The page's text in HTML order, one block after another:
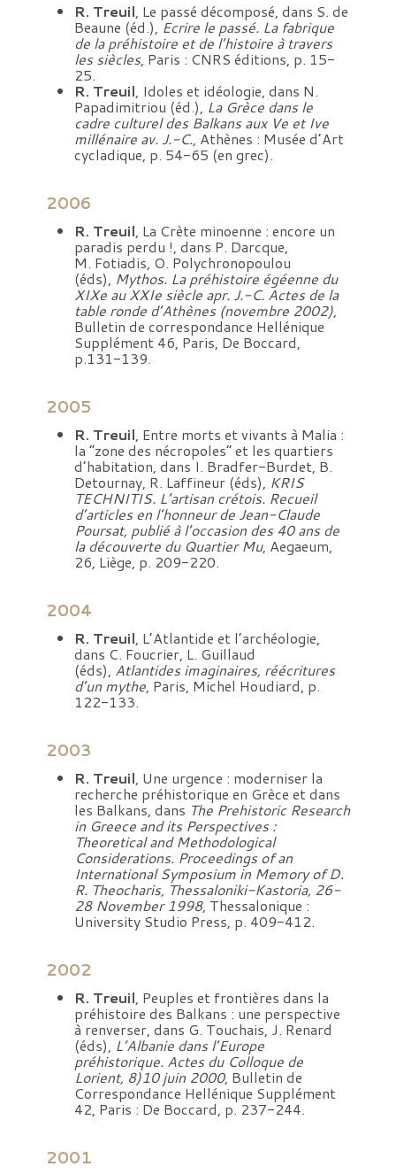
R. Treuil, Le passé décomposé, dans S. de
Beaune (éd.),Ecrire le passé. La fabrique
de la préhistoire et de l’histoire à travers
les siècles, Paris : CNRS éditions, p. 15-
25.
R. Treuil, Idoles et idéologie, dans N.
Papadimitriou (éd.), La Grèce dans le
cadre culturel des Balkans aux Ve et Ive
millénaire av. J.-C., Athènes : Musée d’Art
cycladique, p. 54-65 (en grec).
2006
R. Treuil, La Crète minoenne : encore un
paradis perdu !, dans P. Darcque,
M. Fotiadis, O. Polychronopoulou
(éds), Mythos. La préhistoire égéenne du
XIXe au XXIe siècle apr. J.-C. Actes de la
table ronde d’Athènes (novembre 2002),
Bulletin de correspondance Hellénique
Supplément 46, Paris, De Boccard,
p.131-139.
2005
R. Treuil, Entre morts et vivants à Malia :
la “zone des nécropoles” et les quartiers
d’habitation, dans I. Bradfer-Burdet, B.
Detournay, R. Laffineur (éds), KRIS
TECHNITIS. L’artisan crétois. Recueil
d’articles en l’honneur de Jean-Claude
Poursat, publié à l’occasion des 40 ans de
la découverte du Quartier Mu, Aegaeum,
26, Liège, p. 209-220.
2004
R. Treuil, L’Atlantide et l’archéologie,
dans C. Foucrier, L. Guillaud
(éds), Atlantides imaginaires, réécritures
d’un mythe, Paris, Michel Houdiard, p.
122-133.
2003
R. Treuil, Une urgence : moderniser la
recherche préhistorique en Grèce et dans
les Balkans, dans The Prehistoric Research
in Greece and its Perspectives :
Theoretical and Methodological
Considerations. Proceedings of an
International Symposium in Memory of D.
R. Theocharis, Thessaloniki-Kastoria, 26-
28 November 1998, Thessalonique :
University Studio Press, p. 409-412.
2002
R. Treuil, Peuples et frontières dans la
préhistoire des Balkans : une perspective
à renverser, dans G. Touchais, J. Renard
(éds), L’Albanie dans l’Europe
préhistorique. Actes du Colloque de
Lorient, 8)10 juin 2000, Bulletin de
Correspondance Hellénique Supplément
42, Paris : De Boccard, p. 237-244.
2001